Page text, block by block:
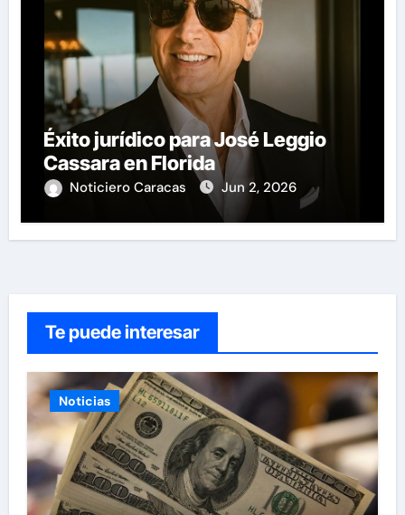
Éxito jurídico para José Leggio
Cassara en Florida
Noticiero Caracas Jun 2, 2026
Te puede interesar
Noticias